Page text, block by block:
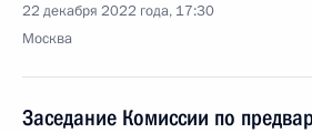
22 декабря 2022 года, 17:30
Москва
Заседание Комиссии по